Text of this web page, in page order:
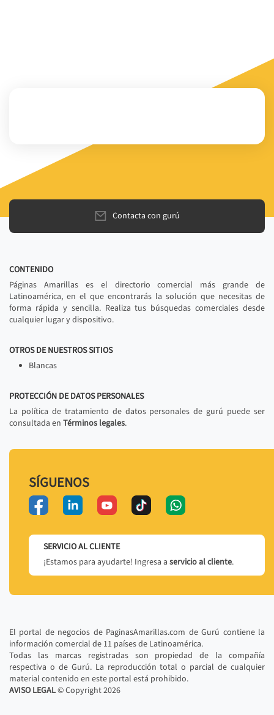
Contacta con gurú
CONTENIDO
Páginas Amarillas es el directorio comercial más grande de
Latinoamérica, en el que encontrarás la solución que necesitas de
forma rápida y sencilla. Realiza tus búsquedas comerciales desde
cualquier lugar y dispositivo.
OTROS DE NUESTROS SITIOS
Blancas
PROTECCIÓN DE DATOS PERSONALES
La política de tratamiento de datos personales de gurú puede ser
consultada en Términos legales.
SÍGUENOS
SERVICIO AL CLIENTE
¡Estamos para ayudarte! Ingresa a servicio al cliente.
El portal de negocios de PaginasAmarillas.com de Gurú contiene la
información comercial de 11 países de Latinoamérica.
Todas las marcas registradas son propiedad de la compañía
respectiva o de Gurú. La reproducción total o parcial de cualquier
material contenido en este portal está prohibido.
AVISO LEGAL© Copyright2026